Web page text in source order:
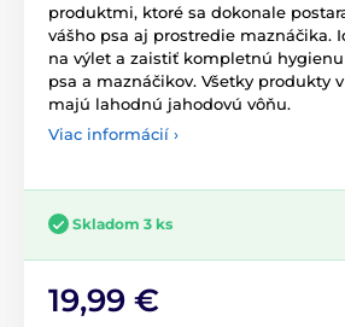
produktmi, ktoré sa dokonale
vášho psa aj prostredie maznáčika.
na výlet a zaistiť kompletnú
psa a maznáčikov. Všetky produkty
majú lahodnú jahodovú vôňu.
Viac informácií ›
Skladom 3 ks
19,99 €